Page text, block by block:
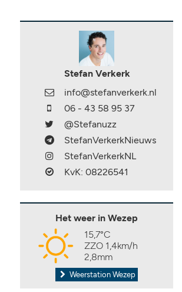
Stefan Verkerk
info@stefanverkerk.nl
06 - 43 58 95 37
@Stefanuzz
StefanVerkerkNieuws
StefanVerkerkNL
KvK: 08226541
Het weer in Wezep
15,7°C
ZZO 1,4km/h
2,8mm
Weerstation Wezep